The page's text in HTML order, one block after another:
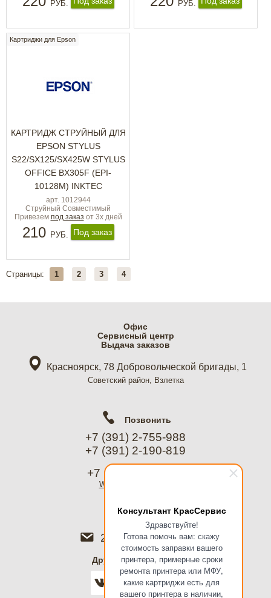
Консультант КрасСервис
Здравствуйте!
Готова помочь вам: скажу
стоимость заправки вашего
принтера, примерные сроки
ремонта принтера или МФУ,
какие картриджи есть для
вашего принтера в наличии,
РУБ. РУБ.
Картриджи для Epson
КАРТРИДЖ СТРУЙНЫЙ ДЛЯ
EPSON STYLUS
S22/SX125/SX425W STYLUS
OFFICE BX305F (EPI-
10128M) INKTEC
арт. 1012944
Струйный Совместимый
Привезем под заказ от 3х дней
210 РУБ. Под заказ
Страницы: 1 2 3 4
Офис
Cервисный центр
Выдача заказов
Красноярск, 78 Добровольческой бригады, 1
Советский район, Взлетка
Позвонить
+7 (391) 2-755-988
+7 (391) 2-190-819
+7 (967) 612-8988
WhatsApp
Написать
2755988@mail.ru
Дружить в соцсетях